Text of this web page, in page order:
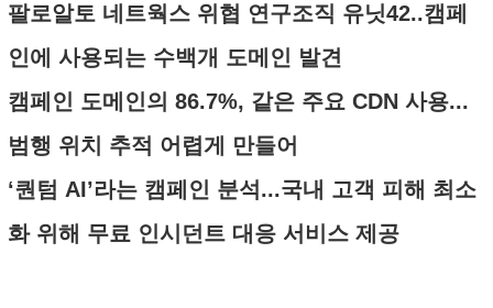
팔로알토 네트웍스 위협 연구조직 유닛42..캠페
인에 사용되는 수백개 도메인 발견
캠페인 도메인의 86.7%, 같은 주요 CDN 사용...
범행 위치 추적 어렵게 만들어
‘퀀텀 AI’라는 캠페인 분석...국내 고객 피해 최소
화 위해 무료 인시던트 대응 서비스 제공